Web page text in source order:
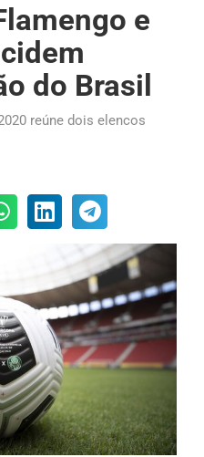
e
do Brasil
reúne dois elencos